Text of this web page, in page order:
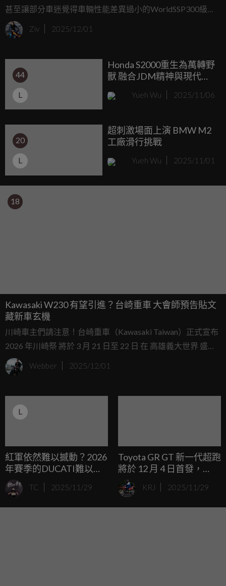
甚至讓部分車迷覺得車輛性能差異過小的WorldSSP300級別
正式走入歷史，取而代之的是將在2026年全新登場的「FIM
World Sportbike Championship」，簡稱WorldSPB。
Ziv 2025/12/01
44
L
Honda S2000重生為萬轉野
獸 融合JDM精神與現代性
Yueh Wu 2025/11/06
20
L
超刺激場面上演 BMW M2
工廠滑行挑戰
Yueh Wu 2025/11/01
18
Kawasaki W230 有望引進？台崎重車 大會師預告貼文
藏新車玄機
川崎車主們請注意！台崎重車（Kawasaki Taiwan）正式宣布
2026 年川崎祭 將於 3 月 21 日至 22 日 在 高雄義大世界 盛大
舉辦。為避免流於形式，官方今年定調「合掌村」主題，甚
至遠赴日本實地取景拍攝主視覺，屆時從場地佈置到體驗都
Webber 2025/12/01
L
紅軍依然難以撼動？2026
年賽季的DUCATI難以忽
視群雄崛起的事實！
TC 2025/11/29
Toyota GR GT 新一代超跑
將於 12 月 4 日首發，
2026 東京改裝車展實車
亮相！KRJ 2025/11/29